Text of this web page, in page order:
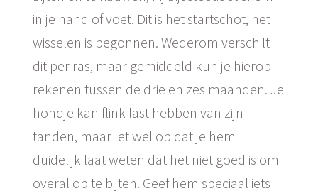
in je hand of voet. Dit is het startschot, het
wisselen is begonnen. Wederom verschilt
dit per ras, maar gemiddeld kun je hierop
rekenen tussen de drie en zes maanden. Je
hondje kan flink last hebben van zijn
tanden, maar let wel op dat je hem
duidelijk laat weten dat het niet goed is om
overal op te bijten. Geef hem speciaal iets